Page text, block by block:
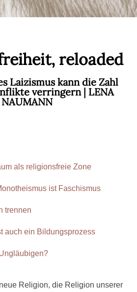
reloaded
Laizismus kann die Zahl
verringern | LENA
NAUMANN
als religionsfreie Zone
ist Faschismus
trennen
auch ein Bildungsprozess
Religion, die Religion unserer